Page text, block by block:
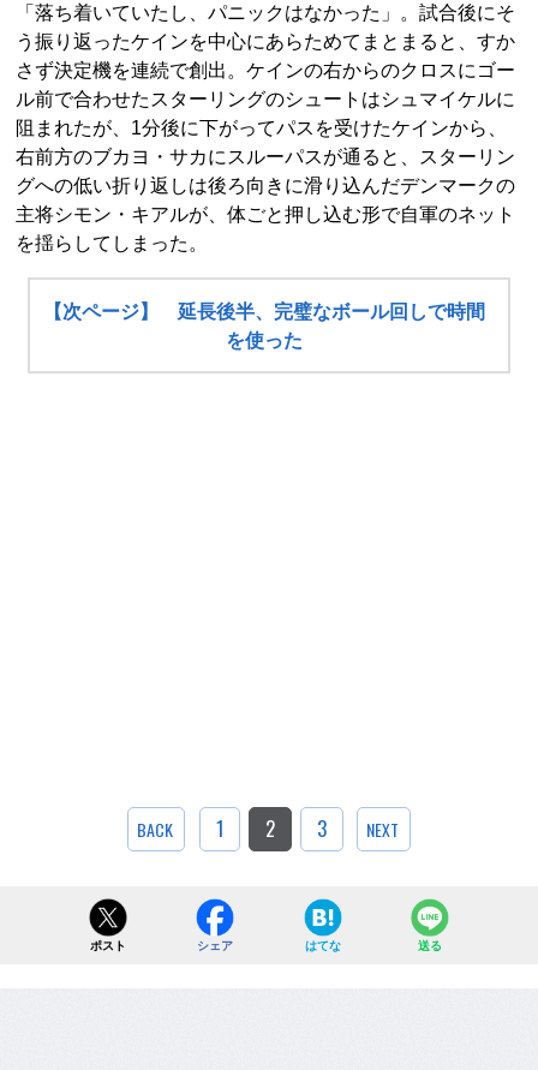
「落ち着いていたし、パニックはなかった」。試合後にそ
う振り返ったケインを中心にあらためてまとまると、すか
さず決定機を連続で創出。ケインの右からのクロスにゴー
ル前で合わせたスターリングのシュートはシュマイケルに
阻まれたが、1分後に下がってパスを受けたケインから、
右前方のブカヨ・サカにスルーパスが通ると、スターリン
グへの低い折り返しは後ろ向きに滑り込んだデンマークの
主将シモン・キアルが、体ごと押し込む形で自軍のネット
を揺らしてしまった。
【次ページ】 延長後半、完璧なボール回しで時間
を使った
BACK 1 2 3 NEXT
ポスト シェア はてな 送る